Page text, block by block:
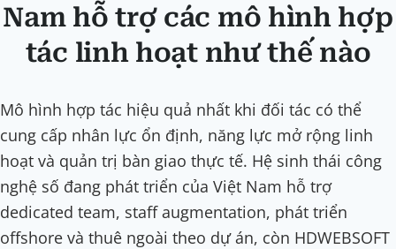
Nam hỗ trợ các mô hình hợp
tác linh hoạt như thế nào
Mô hình hợp tác hiệu quả nhất khi đối tác có thể
cung cấp nhân lực ổn định, năng lực mở rộng linh
hoạt và quản trị bàn giao thực tế. Hệ sinh thái công
nghệ số đang phát triển của Việt Nam hỗ trợ
dedicated team, staff augmentation, phát triển
offshore và thuê ngoài theo dự án, còn HDWEBSOFT